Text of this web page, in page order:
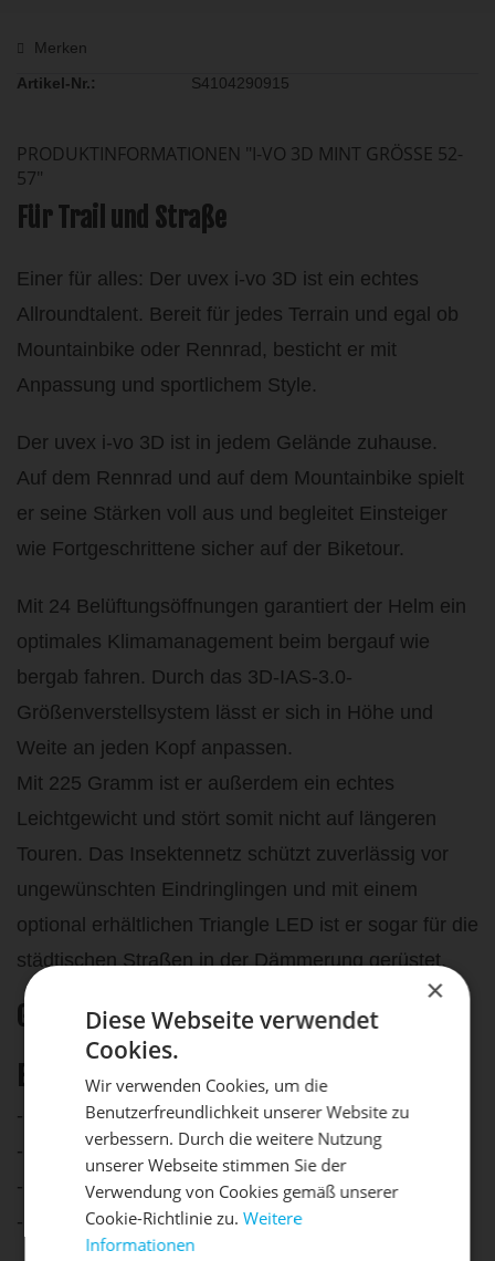
Merken
Artikel-Nr.:
S4104290915
PRODUKTINFORMATIONEN "I-VO 3D MINT GRÖSSE 52-5
7"
Für Trail und Straße
Einer für alles: Der uvex i-vo 3D ist ein echtes
Allroundtalent. Bereit für jedes Terrain und egal ob
Mountainbike oder Rennrad, besticht er mit
Anpassung und sportlichem Style.
Der uvex i-vo 3D ist in jedem Gelände zuhause.
Auf dem Rennrad und auf dem Mountainbike spielt
er seine Stärken voll aus und begleitet Einsteiger
wie Fortgeschrittene sicher auf der Biketour.
Mit 24 Belüftungsöffnungen garantiert der Helm ein
optimales Klimamanagement beim bergauf wie
bergab fahren. Durch das 3D-IAS-3.0-
Größenverstellsystem lässt er sich in Höhe und
Weite an jeden Kopf anpassen.
Mit 225 Gramm ist er außerdem ein echtes
Leichtgewicht und stört somit nicht auf längeren
Touren. Das Insektennetz schützt zuverlässig vor
ungewünschten Eindringlingen und mit einem
optional erhältlichen Triangle LED ist er sogar für die
städtischen Straßen in der Dämmerung gerüstet.
Gemacht für:Allrounder
Besonderheiten:
- Inmould-Konstruktion
- 3D-IAS-Größenverstellsystem
- 24 Belüftungsöffnungen
- optionales Plug-In LED
X
DIE SONNE LACHT, DEIN
RAD ERWACHT
Mach dein Bike frühlingsfit - gönn
×
Diese Webseite verwendet
Cookies.
Wir verwenden Cookies, um die
Benutzerfreundlichkeit unserer Website zu
verbessern. Durch die weitere Nutzung
unserer Webseite stimmen Sie der
Verwendung von Cookies gemäß unserer
Cookie-Richtlinie zu.Weitere
Informationen